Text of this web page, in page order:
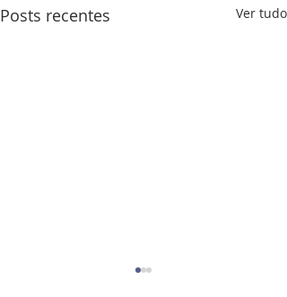
Posts recentes Ver tudo